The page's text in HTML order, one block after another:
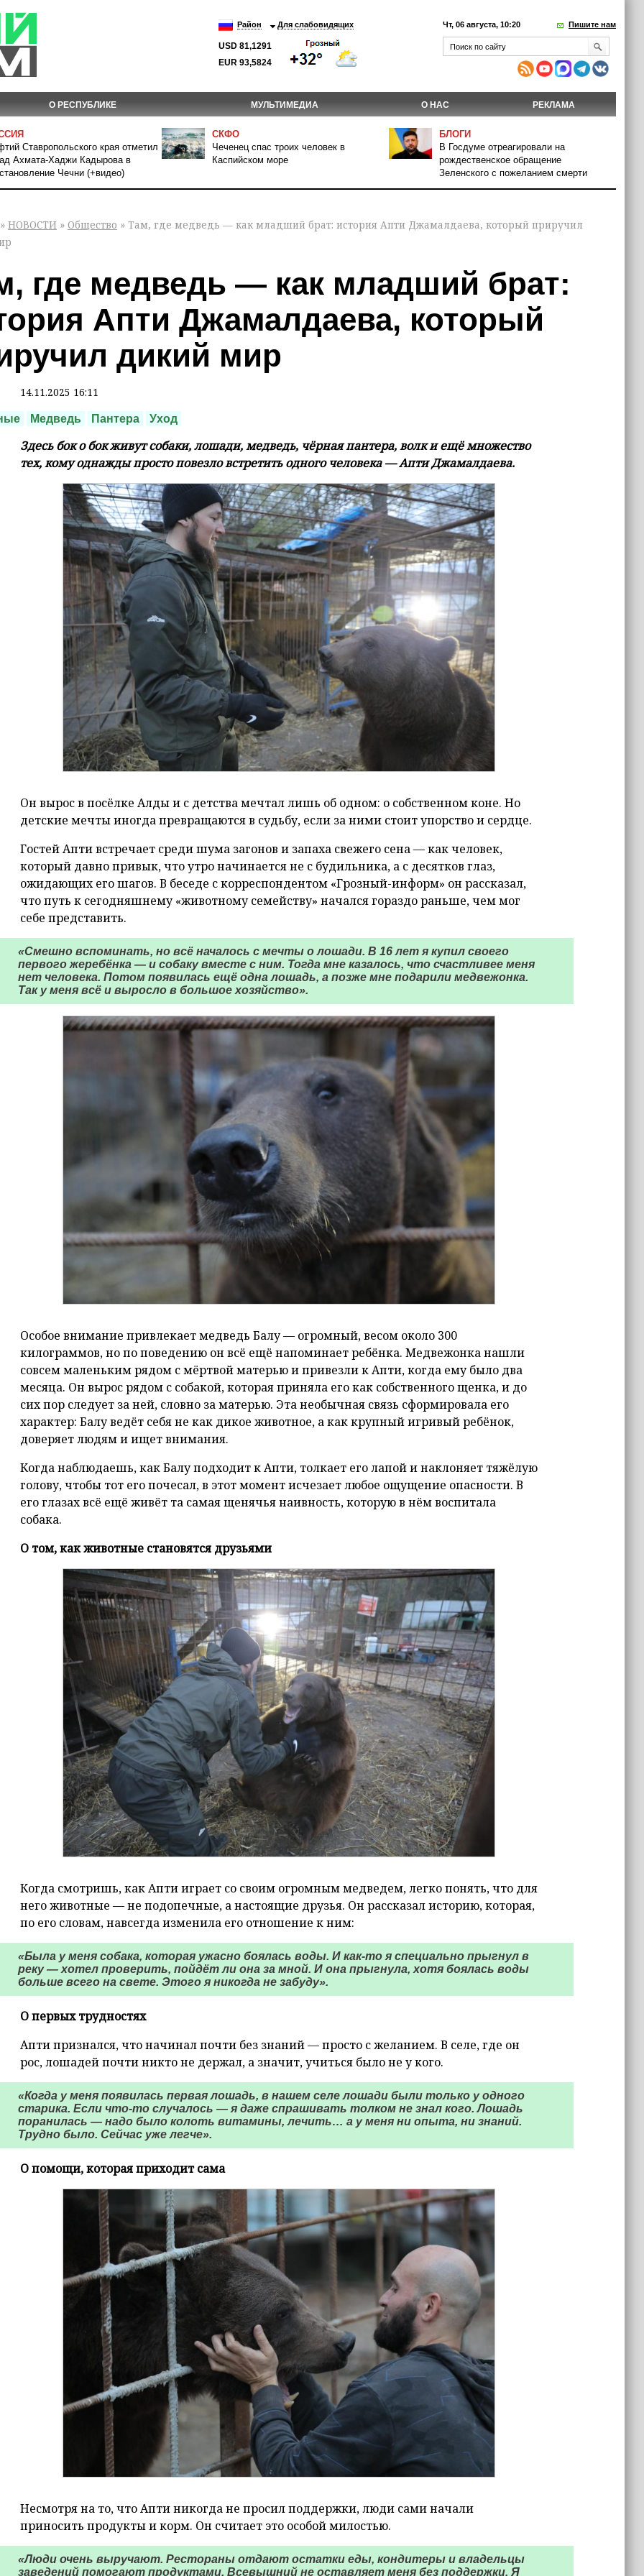
Район Для слабовидящих
USD 81,1291
EUR 93,5824
Чт, 06 августа, 10:20 Пишите нам
О РЕСПУБЛИКЕ МУЛЬТИМЕДИА О НАС РЕКЛАМА
Ставропольского края отметил
Ахмата-Хаджи Кадырова в
Чечни (+видео)
СКФО
Чеченец спас троих человек в
Каспийском море
БЛОГИ
В Госдуме отреагировали на
рождественское обращение
Зеленского с пожеланием смерти
» НОВОСТИ » Общество » Там, где медведь — как младший брат: история Апти Джамалдаева, который приручил
где медведь — как младший брат:
Апти Джамалдаева, который
дикий мир
14.11.2025 16:11
Медведь Пантера Уход
Здесь бок о бок живут собаки, лошади, медведь, чёрная пантера, волк и ещё множество
тех, кому однажды просто повезло встретить одного человека — Апти Джамалдаева.
Он вырос в посёлке Алды и с детства мечтал лишь об одном: о собственном коне. Но
детские мечты иногда превращаются в судьбу, если за ними стоит упорство и сердце.
Гостей Апти встречает среди шума загонов и запаха свежего сена — как человек,
который давно привык, что утро начинается не с будильника, а с десятков глаз,
ожидающих его шагов. В беседе с корреспондентом «Грозный-информ» он рассказал,
что путь к сегодняшнему «животному семейству» начался гораздо раньше, чем мог
себе представить.
«Смешно вспоминать, но всё началось с мечты о лошади. В 16 лет я купил своего
первого жеребёнка — и собаку вместе с ним. Тогда мне казалось, что счастливее меня
нет человека. Потом появилась ещё одна лошадь, а позже мне подарили медвежонка.
Так у меня всё и выросло в большое хозяйство».
Особое внимание привлекает медведь Балу — огромный, весом около 300
килограммов, но по поведению он всё ещё напоминает ребёнка. Медвежонка нашли
совсем маленьким рядом с мёртвой матерью и привезли к Апти, когда ему было два
месяца. Он вырос рядом с собакой, которая приняла его как собственного щенка, и до
сих пор следует за ней, словно за матерью. Эта необычная связь сформировала его
характер: Балу ведёт себя не как дикое животное, а как крупный игривый ребёнок,
доверяет людям и ищет внимания.
Когда наблюдаешь, как Балу подходит к Апти, толкает его лапой и наклоняет тяжёлую
голову, чтобы тот его почесал, в этот момент исчезает любое ощущение опасности. В
его глазах всё ещё живёт та самая щенячья наивность, которую в нём воспитала
собака.
О том, как животные становятся друзьями
Когда смотришь, как Апти играет со своим огромным медведем, легко понять, что для
него животные — не подопечные, а настоящие друзья. Он рассказал историю, которая,
по его словам, навсегда изменила его отношение к ним:
«Была у меня собака, которая ужасно боялась воды. И как-то я специально прыгнул в
реку — хотел проверить, пойдёт ли она за мной. И она прыгнула, хотя боялась воды
больше всего на свете. Этого я никогда не забуду».
О первых трудностях
Апти признался, что начинал почти без знаний — просто с желанием. В селе, где он
рос, лошадей почти никто не держал, а значит, учиться было не у кого.
«Когда у меня появилась первая лошадь, в нашем селе лошади были только у одного
старика. Если что-то случалось — я даже спрашивать толком не знал кого. Лошадь
поранилась — надо было колоть витамины, лечить… а у меня ни опыта, ни знаний.
Трудно было. Сейчас уже легче».
О помощи, которая приходит сама
Несмотря на то, что Апти никогда не просил поддержки, люди сами начали
приносить продукты и корм. Он считает это особой милостью.
«Люди очень выручают. Рестораны отдают остатки еды, кондитеры и владельцы
заведений помогают продуктами. Всевышний не оставляет меня без поддержки. Я